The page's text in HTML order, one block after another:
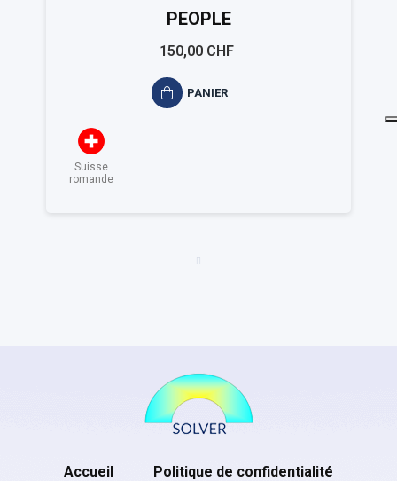
PEOPLE
150,00 CHF
PANIER
Suisse
romande
Accueil Politique de confidentialité